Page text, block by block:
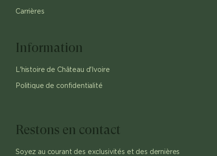
Carrières
Information
L'histoire de Château d'Ivoire
Politique de confidentialité
Restons en contact
Soyez au courant des exclusivités et des dernières